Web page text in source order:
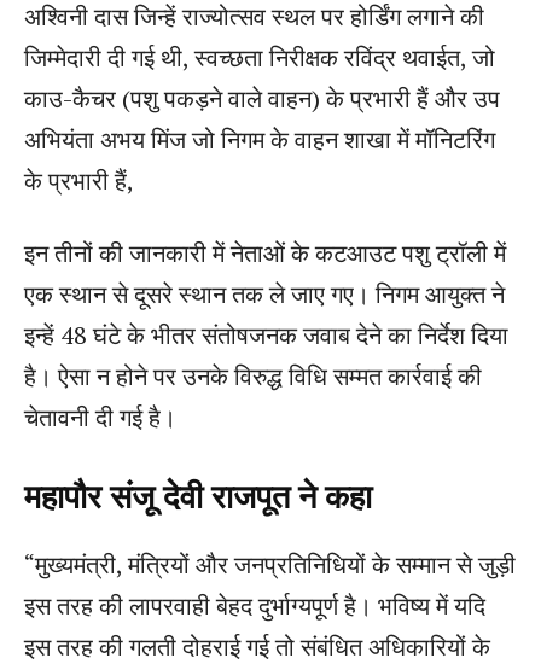
अश्विनी दास जिन्हें राज्योत्सव स्थल पर होर्डिंग लगाने की
जिम्मेदारी दी गई थी, स्वच्छता निरीक्षक रविंद्र थवाईत, जो
काउ-कैचर (पशु पकड़ने वाले वाहन) के प्रभारी हैं और उप
अभियंता अभय मिंज जो निगम के वाहन शाखा में मॉनिटरिंग
के प्रभारी हैं,
इन तीनों की जानकारी में नेताओं के कटआउट पशु ट्रॉली में
एक स्थान से दूसरे स्थान तक ले जाए गए। निगम आयुक्त ने
इन्हें 48 घंटे के भीतर संतोषजनक जवाब देने का निर्देश दिया
है। ऐसा न होने पर उनके विरुद्ध विधि सम्मत कार्रवाई की
चेतावनी दी गई है।
महापौर संजू देवी राजपूत ने कहा
“मुख्यमंत्री, मंत्रियों और जनप्रतिनिधियों के सम्मान से जुड़ी
इस तरह की लापरवाही बेहद दुर्भाग्यपूर्ण है। भविष्य में यदि
इस तरह की गलती दोहराई गई तो संबंधित अधिकारियों के